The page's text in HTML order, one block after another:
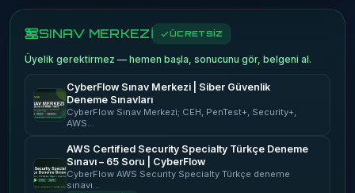
SINAV MERKEZİ ÜCRETSİZ
Üyelik gerektirmez — hemen başla, sonucunu gör, belgeni al.
CyberFlow Sınav Merkezi | Siber Güvenlik
Deneme Sınavları
CyberFlow Sınav Merkezi; CEH, PenTest+, Security+,
AWS…
AWS Certified Security Specialty Türkçe Deneme
Sınavı – 65 Soru | CyberFlow
CyberFlow AWS Security Specialty Türkçe deneme
sınavı…